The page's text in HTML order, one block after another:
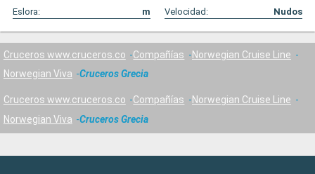
Eslora:
m Velocidad: Nudos
Cruceros www.cruceros.co Compañías
Norwegian Cruise Line
Norwegian Viva
Cruceros Grecia
Cruceros www.cruceros.co Compañías
Norwegian Cruise Line
Norwegian Viva
Cruceros Grecia